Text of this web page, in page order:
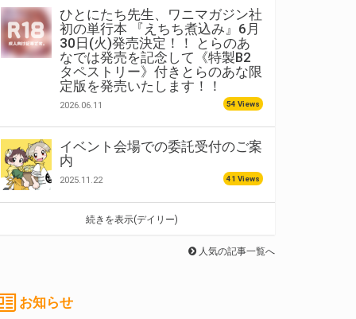
ひとにたち先生、ワニマガジン社
初の単行本 『えちち煮込み』6月
30日(火)発売決定！！ とらのあ
なでは発売を記念して《特製B2
タペストリー》付きとらのあな限
定版を発売いたします！！
2026.06.11 54 Views
イベント会場での委託受付のご案
内
2025.11.22 41 Views
続きを表示(デイリー)
人気の記事一覧へ
お知らせ